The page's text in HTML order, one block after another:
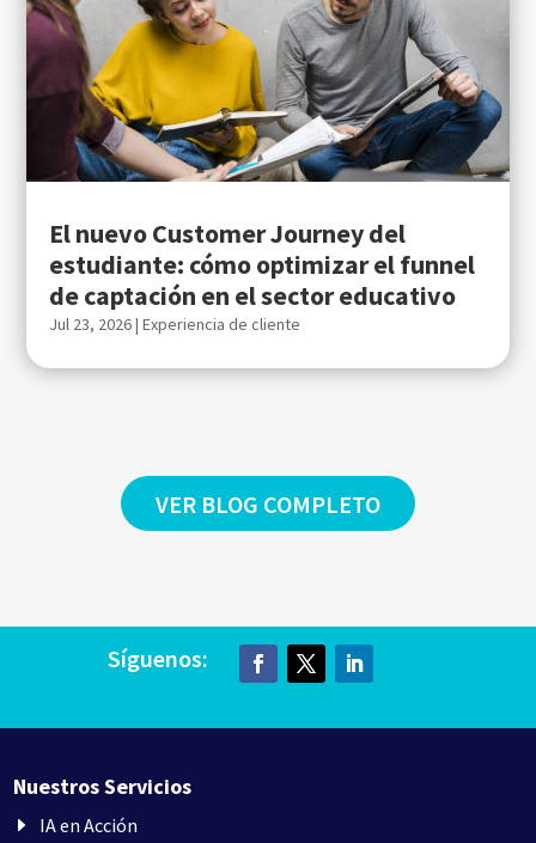
El nuevo Customer Journey del
estudiante: cómo optimizar el funnel
de captación en el sector educativo
Jul 23, 2026|Experiencia de cliente
VER BLOG COMPLETO
Síguenos:
Nuestros Servicios
IA en Acción